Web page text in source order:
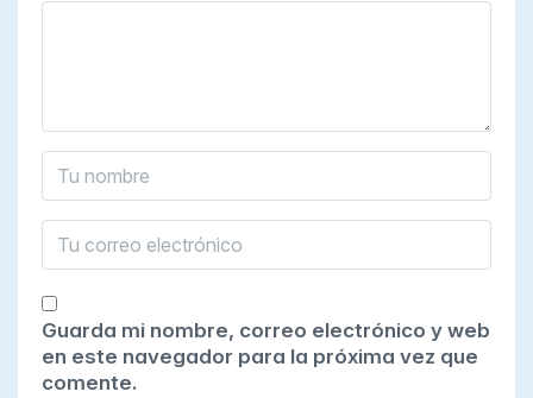
Guarda mi nombre, correo electrónico y web
en este navegador para la próxima vez que
comente.